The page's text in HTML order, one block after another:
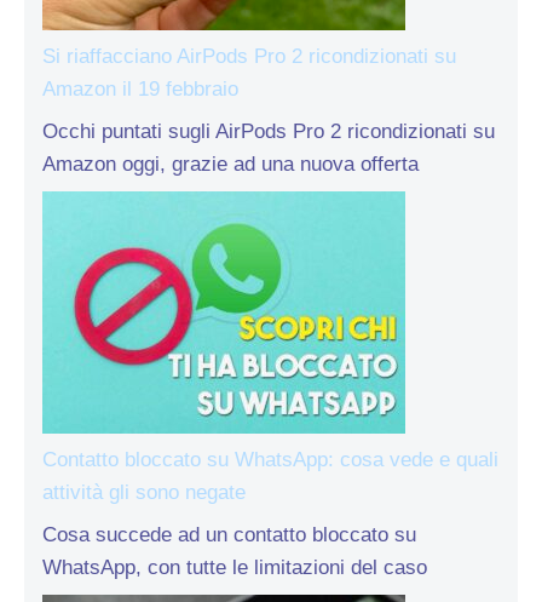
Si riaffacciano AirPods Pro 2 ricondizionati su
Amazon il 19 febbraio
Occhi puntati sugli AirPods Pro 2 ricondizionati su
Amazon oggi, grazie ad una nuova offerta
Contatto bloccato su WhatsApp: cosa vede e quali
attività gli sono negate
Cosa succede ad un contatto bloccato su
WhatsApp, con tutte le limitazioni del caso